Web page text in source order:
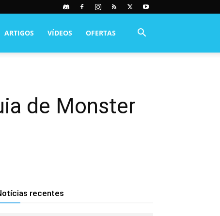
ARTIGOS VÍDEOS OFERTAS
de Monster
recentes